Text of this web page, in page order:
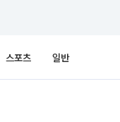
스포츠 일반